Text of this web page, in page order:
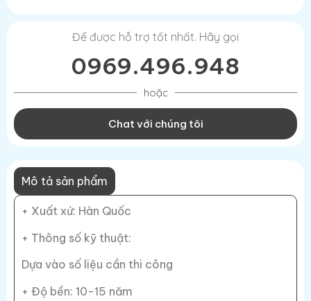
Để được hỗ trợ tốt nhất. Hãy gọi
0969.496.948
hoặc
Chat với chúng tôi
Mô tả sản phẩm
+ Xuất xứ: Hàn Quốc
+ Thông số kỹ thuật:
Dựa vào số liệu cần thi công
+ Độ bền: 10-15 năm